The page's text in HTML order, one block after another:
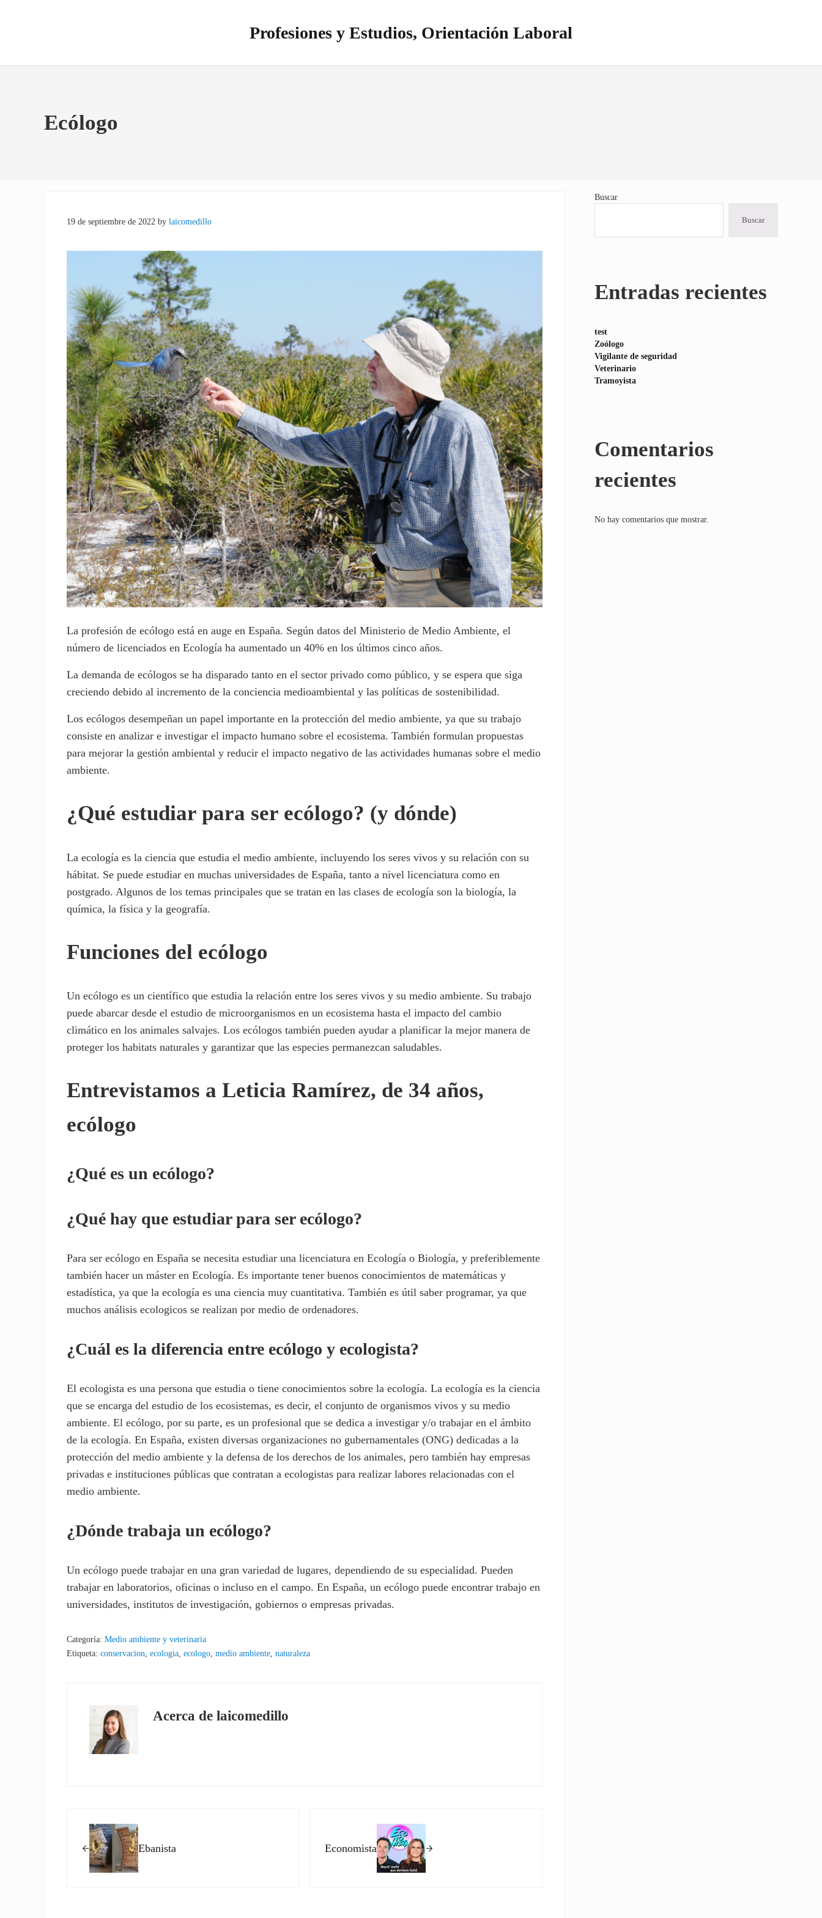
Profesiones y Estudios, Orientación Laboral
Ecólogo
19 de septiembre de 2022 bylaicomedillo
La profesión de ecólogo está en auge en España. Según datos del Ministerio de Medio Ambiente, el
número de licenciados en Ecología ha aumentado un 40% en los últimos cinco años.
La demanda de ecólogos se ha disparado tanto en el sector privado como público, y se espera que siga
creciendo debido al incremento de la conciencia medioambiental y las políticas de sostenibilidad.
Los ecólogos desempeñan un papel importante en la protección del medio ambiente, ya que su trabajo
consiste en analizar e investigar el impacto humano sobre el ecosistema. También formulan propuestas
para mejorar la gestión ambiental y reducir el impacto negativo de las actividades humanas sobre el medio
ambiente.
¿Qué estudiar para ser ecólogo? (y dónde)
La ecología es la ciencia que estudia el medio ambiente, incluyendo los seres vivos y su relación con su
hábitat. Se puede estudiar en muchas universidades de España, tanto a nivel licenciatura como en
postgrado. Algunos de los temas principales que se tratan en las clases de ecología son la biología, la
química, la física y la geografía.
Funciones del ecólogo
Un ecólogo es un científico que estudia la relación entre los seres vivos y su medio ambiente. Su trabajo
puede abarcar desde el estudio de microorganismos en un ecosistema hasta el impacto del cambio
climático en los animales salvajes. Los ecólogos también pueden ayudar a planificar la mejor manera de
proteger los habitats naturales y garantizar que las especies permanezcan saludables.
Entrevistamos a Leticia Ramírez, de 34 años,
ecólogo
¿Qué es un ecólogo?
¿Qué hay que estudiar para ser ecólogo?
Para ser ecólogo en España se necesita estudiar una licenciatura en Ecología o Biología, y preferiblemente
también hacer un máster en Ecología. Es importante tener buenos conocimientos de matemáticas y
estadística, ya que la ecología es una ciencia muy cuantitativa. También es útil saber programar, ya que
muchos análisis ecologicos se realizan por medio de ordenadores.
¿Cuál es la diferencia entre ecólogo y ecologista?
El ecologista es una persona que estudia o tiene conocimientos sobre la ecología. La ecología es la ciencia
que se encarga del estudio de los ecosistemas, es decir, el conjunto de organismos vivos y su medio
ambiente. El ecólogo, por su parte, es un profesional que se dedica a investigar y/o trabajar en el ámbito
de la ecología. En España, existen diversas organizaciones no gubernamentales (ONG) dedicadas a la
protección del medio ambiente y la defensa de los derechos de los animales, pero también hay empresas
privadas e instituciones públicas que contratan a ecologistas para realizar labores relacionadas con el
medio ambiente.
¿Dónde trabaja un ecólogo?
Un ecólogo puede trabajar en una gran variedad de lugares, dependiendo de su especialidad. Pueden
trabajar en laboratorios, oficinas o incluso en el campo. En España, un ecólogo puede encontrar trabajo en
universidades, institutos de investigación, gobiernos o empresas privadas.
Categoría:Medio ambiente y veterinaria
Etiqueta:conservacion,ecologia,ecologo,medio ambiente,naturaleza
Acerca delaicomedillo
Ebanista Economista
Sidebar
Buscar
Buscar
Entradas recientes
test
Zoólogo
Vigilante de seguridad
Veterinario
Tramoyista
Comentarios
recientes
No hay comentarios que mostrar.